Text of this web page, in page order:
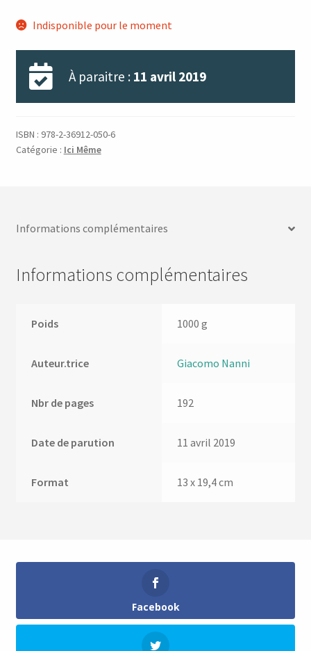
Indisponible pour le moment
À paraitre : 11 avril 2019
ISBN : 978-2-36912-050-6
Catégorie : Ici Même
Informations complémentaires
Informations complémentaires
Poids 1000 g
Auteur.trice Giacomo Nanni
Nbr de pages 192
Date de parution 11 avril 2019
Format 13 x 19,4 cm
Facebook